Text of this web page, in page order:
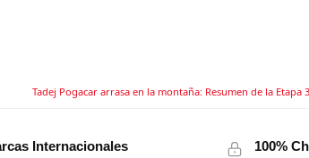
Tadej Pogacar arrasa en la montaña: Resumen de la Etapa
Internacionales 100%